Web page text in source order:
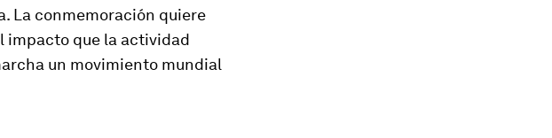
La conmemoración quiere
impacto que la actividad
un movimiento mundial